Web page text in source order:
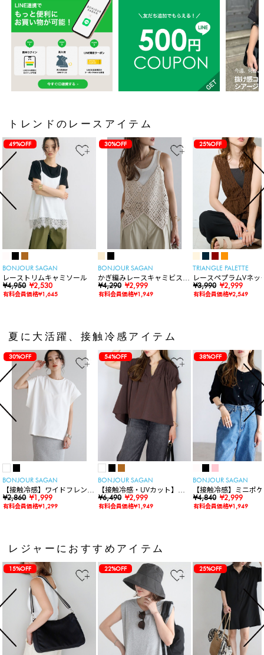
トレンドのレースアイテム
49%OFF
BONJOUR SAGAN
レーストリムキャミソール
¥4,950 ¥2,530
有料会員価格¥1,645
30%OFF
BONJOUR SAGAN
かぎ編みレースキャミビスチ
ェ
¥4,290 ¥2,999
有料会員価格¥1,949
25%OFF
TRIANGLE PALETTE
レースペプラムVネッ
ト
¥3,990 ¥2,999
有料会員価格¥2,549
夏に大活躍、接触冷感アイテム
30%OFF
BONJOUR SAGAN
【接触冷感】ワイドフレンチ
スリーブTシャツ
¥2,860 ¥1,999
有料会員価格¥1,299
54%OFF
BONJOUR SAGAN
【接触冷感・UVカット】シ
ャーリングスキッパートップ
ス
¥6,490 ¥2,999
有料会員価格¥1,949
38%OFF
BONJOUR SAGAN
【接触冷感】ミニポ
袖ニットカーディガン
¥4,840 ¥2,999
有料会員価格¥1,949
レジャーにおすすめアイテム
15%OFF 22%OFF 25%OFF